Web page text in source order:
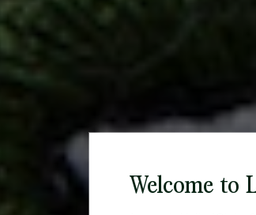
Welcome to